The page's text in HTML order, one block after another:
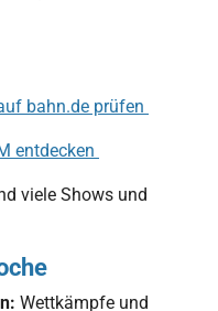
bahn.de prüfen
entdecken
viele Shows und
Wettkämpfe und